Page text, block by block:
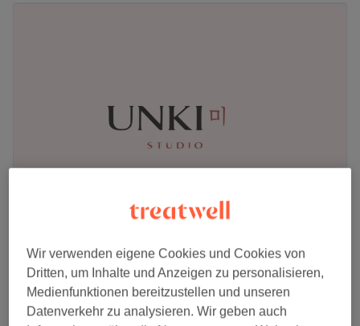
5,0
61 Bewertungen
Holzhausenstraße, Frankfurt am Main
Auf Karte anzeigen
Haarentfernung mit Fadentechnik - Oberlippe
Wir verwenden eigene Cookies und Cookies von
Dritten, um Inhalte und Anzeigen zu personalisieren,
Medienfunktionen bereitzustellen und unseren
Datenverkehr zu analysieren. Wir geben auch